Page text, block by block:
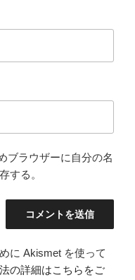
ブラウザーに自分の名
する。
に Akismet を使って
の詳細はこちらをご